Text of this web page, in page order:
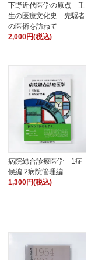
下野近代医学の原点 壬
生の医療文化史 先駆者
の医術を訪ねて
2,000円(税込)
病院総合診療医学 1症
候編 2病院管理編
1,300円(税込)